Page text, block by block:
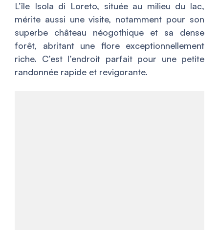
L’île Isola di Loreto, située au milieu du lac,
mérite aussi une visite, notamment pour son
superbe château néogothique et sa dense
forêt, abritant une flore exceptionnellement
riche. C’est l’endroit parfait pour une petite
randonnée rapide et revigorante.